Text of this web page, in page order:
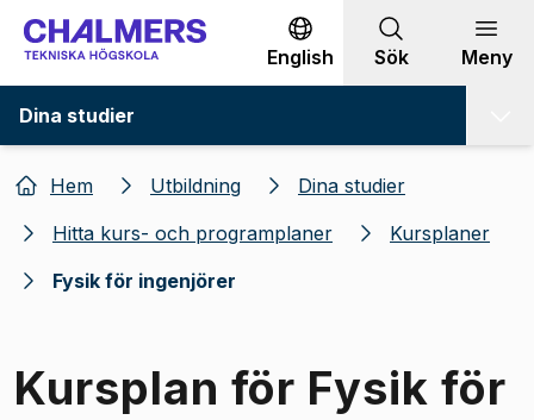
Gå till innehållet
English Sök Meny
Dina studier
Hem Utbildning
Dina studier
Hitta kurs- och programplaner
Kursplaner
Fysik för ingenjörer
Kursplan för Fysik för